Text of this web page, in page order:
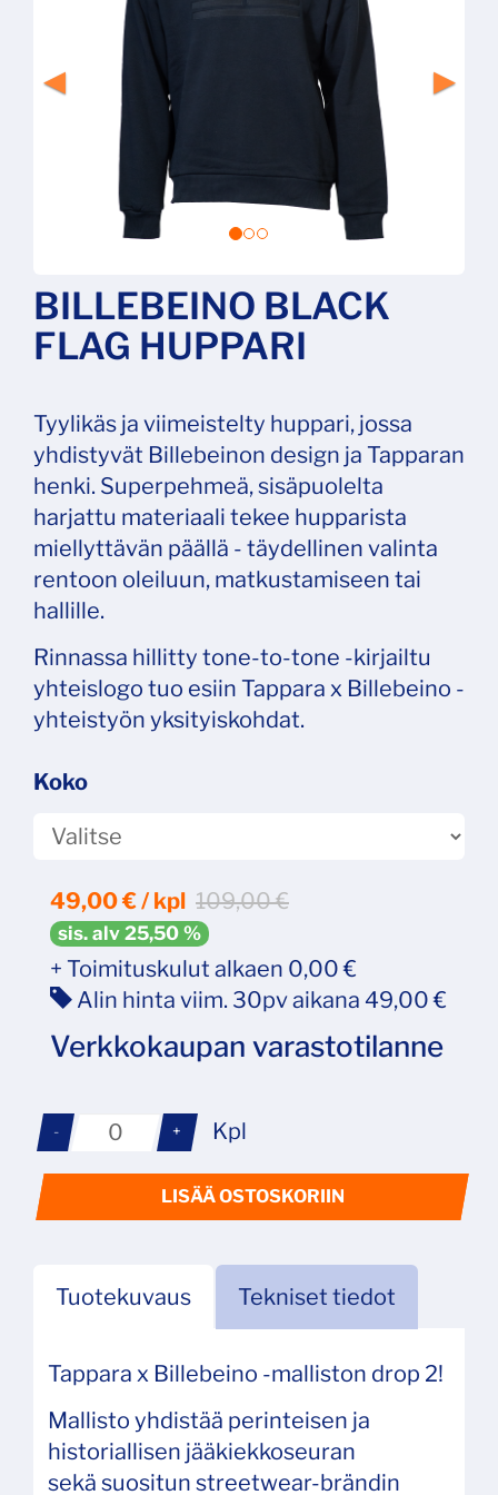
BILLEBEINO BLACK
FLAG HUPPARI
Tyylikäs ja viimeistelty huppari, jossa
yhdistyvät Billebeinon design ja Tapparan
henki. Superpehmeä, sisäpuolelta
harjattu materiaali tekee hupparista
miellyttävän päällä - täydellinen valinta
rentoon oleiluun, matkustamiseen tai
hallille.
Rinnassa hillitty tone-to-tone -kirjailtu
yhteislogo tuo esiin Tappara x Billebeino -
yhteistyön yksityiskohdat.
Koko
49,00€ / kpl 109,00 €
sis. alv 25,50 %
+ Toimituskulut alkaen 0,00 €
Alin hinta viim. 30pv aikana 49,00 €
Verkkokaupan varastotilanne
- + Kpl
LISÄÄ OSTOSKORIIN
Tuotekuvaus Tekniset tiedot
Tappara x Billebeino -malliston drop 2!
Mallisto yhdistää perinteisen ja
historiallisen jääkiekkoseuran
sekä suositun streetwear-brändin